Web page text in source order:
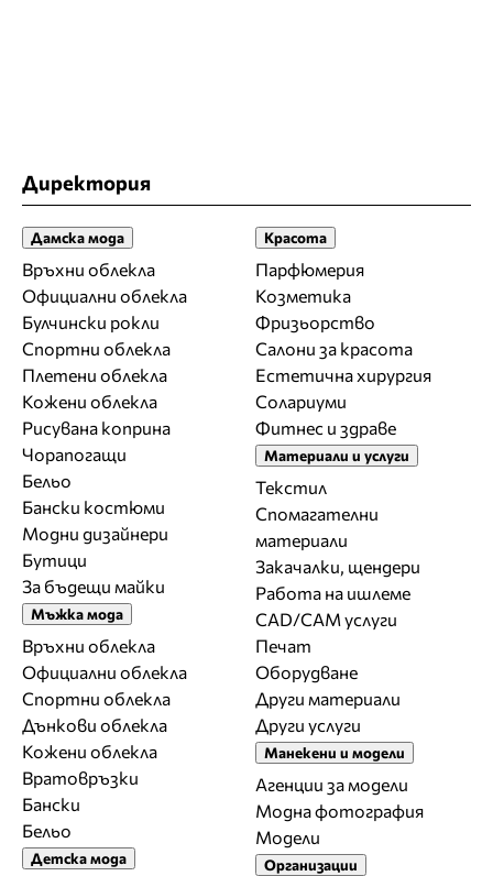
Директория
Дамска мода
Връхни облекла
Официални облекла
Булчински рокли
Спортни облекла
Плетени облекла
Кожени облекла
Рисувана коприна
Чорапогащи
Бельо
Бански костюми
Модни дизайнери
Бутици
За бъдещи майки
Мъжка мода
Връхни облекла
Официални облекла
Спортни облекла
Дънкови облекла
Кожени облекла
Вратовръзки
Бански
Бельо
Детска мода
Красота
Парфюмерия
Козметика
Фризьорство
Салони за красота
Естетична хирургия
Солариуми
Фитнес и здраве
Материали и услуги
Текстил
Спомагателни
материали
Закачалки, щендери
Работа на ишлеме
CAD/CAM услуги
Печат
Оборудване
Други материали
Други услуги
Манекени и модели
Агенции за модели
Модна фотография
Модели
Организации